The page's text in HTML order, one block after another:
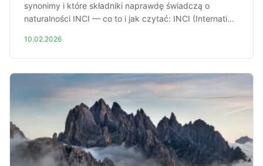
synonimy i które składniki naprawdę świadczą o
naturalności INCI — co to i jak czytać: INCI (Internati...
10.02.2026